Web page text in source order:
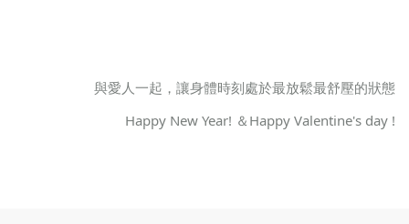
與愛人一起，讓身體時刻處於最放鬆最舒壓的狀態
Happy New Year! ＆Happy Valentine's day !